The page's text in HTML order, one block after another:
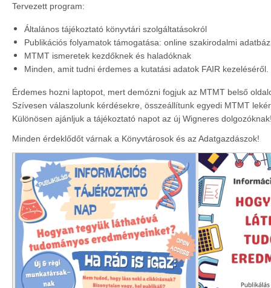
Tervezett program:
Általános tájékoztató könyvtári szolgáltatásokról
Publikációs folyamatok támogatása: online szakirodalmi
MTMT ismeretek kezdőknek és haladóknak
Minden, amit tudni érdemes a kutatási adatok FAIR
Érdemes hozni laptopot, mert demózni fogjuk az MTMT belső
Szívesen válaszolunk kérdésekre, összeállítunk egyedi MTMT
Különösen ajánljuk a tájékoztató napot az új Wigneres
Minden érdeklődőt várnak a Könyvtárosok és az Adatgazdászok!